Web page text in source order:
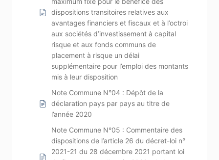
dispositions transitoires relatives aux
avantages financiers et fiscaux et à l’octroi
aux sociétés d’investissement à capital
risque et aux fonds communs de
placement à risque un délai
supplémentaire pour l’emploi des montants
mis à leur disposition
Note Commune N°04 : Dépôt de la
déclaration pays par pays au titre de
l’année 2020
Note Commune N°05 : Commentaire des
dispositions de l’article 26 du décret-loi n°
2021-21 du 28 décembre 2021 portant loi